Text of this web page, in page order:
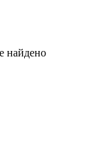
найдено